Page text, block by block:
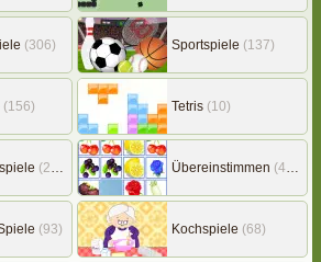
(306) Sportspiele (137)
(156) Tetris (10)
(217) Übereinstimmen (453)
(93) Kochspiele (68)